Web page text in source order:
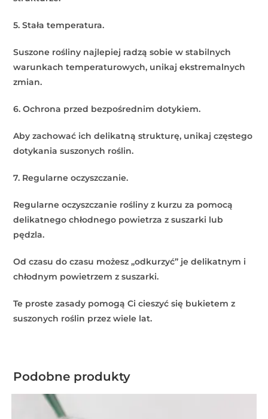
5. Stała temperatura.
Suszone rośliny najlepiej radzą sobie w stabilnych
warunkach temperaturowych, unikaj ekstremalnych
zmian.
6. Ochrona przed bezpośrednim dotykiem.
Aby zachować ich delikatną strukturę, unikaj częstego
dotykania suszonych roślin.
7. Regularne oczyszczanie.
Regularne oczyszczanie rośliny z kurzu za pomocą
delikatnego chłodnego powietrza z suszarki lub
pędzla.
Od czasu do czasu możesz „odkurzyć” je delikatnym i
chłodnym powietrzem z suszarki.
Te proste zasady pomogą Ci cieszyć się bukietem z
suszonych roślin przez wiele lat.
Podobne produkty